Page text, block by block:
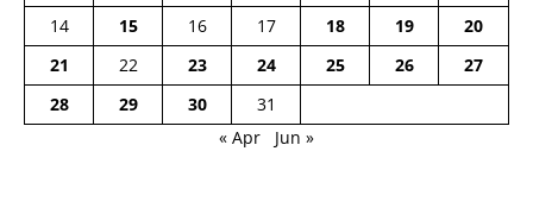
14
15 16 17 18 19
20
21
22 23 24 25 26
27
28
29 30
31
« Apr
Jun »